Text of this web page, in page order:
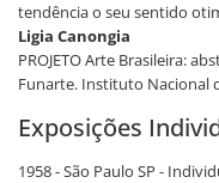
tendência o seu sentido
Ligia Canongia
PROJETO Arte Brasileira:
Funarte. Instituto Nacional
Exposições
1958 - São Paulo SP -